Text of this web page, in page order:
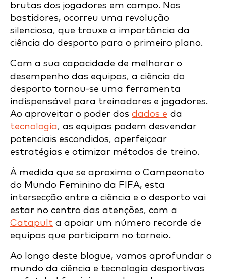
brutas dos jogadores em campo. Nos
bastidores, ocorreu uma revolução
silenciosa, que trouxe a importância da
ciência do desporto para o primeiro plano.
Com a sua capacidade de melhorar o
desempenho das equipas, a ciência do
desporto tornou-se uma ferramenta
indispensável para treinadores e jogadores.
Ao aproveitar o poder dos dados e da
tecnologia, as equipas podem desvendar
potenciais escondidos, aperfeiçoar
estratégias e otimizar métodos de treino.
À medida que se aproxima o Campeonato
do Mundo Feminino da FIFA, esta
intersecção entre a ciência e o desporto vai
estar no centro das atenções, com a
Catapult a apoiar um número recorde de
equipas que participam no torneio.
Ao longo deste blogue, vamos aprofundar o
mundo da ciência e tecnologia desportivas